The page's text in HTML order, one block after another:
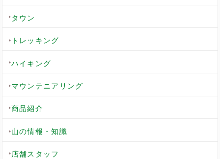
タウン
トレッキング
ハイキング
マウンテニアリング
商品紹介
山の情報・知識
店舗スタッフ